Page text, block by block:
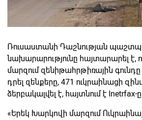
Ռուսաստանի Դաշնության
նախարարությունը հայտարարել է,
մարզում զենիթահրթիռային
դրել զենքերը, 471 ուկրաինացի
ձերբակալվել է, հայտնում է Inetrfax-
«Երեկ Խարկովի մարզում